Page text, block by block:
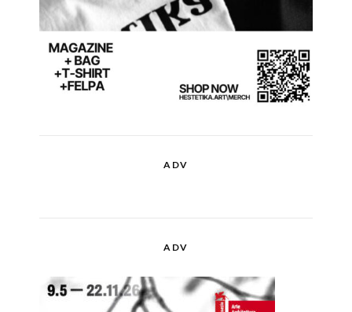
ADV
ADV